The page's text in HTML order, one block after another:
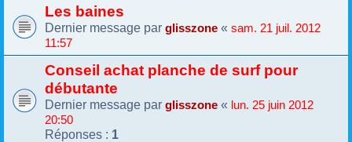
Les baines
Dernier message par glisszone « sam. 21 juil. 2012
11:57
Conseil achat planche de surf pour
débutante
Dernier message par glisszone « lun. 25 juin 2012
20:50
Réponses : 1